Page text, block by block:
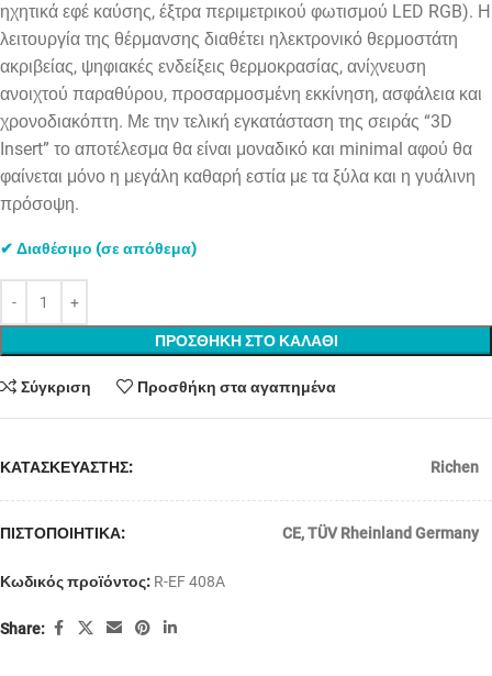
ηχητικά εφέ καύσης, έξτρα περιμετρικού φωτισμού LED RGB). Η
λειτουργία της θέρμανσης διαθέτει ηλεκτρονικό θερμοστάτη
ακριβείας, ψηφιακές ενδείξεις θερμοκρασίας, ανίχνευση
ανοιχτού παραθύρου, προσαρμοσμένη εκκίνηση, ασφάλεια και
χρονοδιακόπτη. Με την τελική εγκατάσταση της σειράς “3D
Insert” το αποτέλεσμα θα είναι μοναδικό και minimal αφού θα
φαίνεται μόνο η μεγάλη καθαρή εστία με τα ξύλα και η γυάλινη
πρόσοψη.
✔ Διαθέσιμο (σε απόθεμα)
ΠΡΟΣΘΗΚΗ ΣΤΟ ΚΑΛΑΘΙ
Σύγκριση Προσθήκη στα αγαπημένα
ΚΑΤΑΣΚΕΥΑΣΤΗΣ: Richen
ΠΙΣΤΟΠΟΙΗΤΙΚΑ: CE,TÜV Rheinland Germany
Κωδικός προϊόντος: R-EF 408A
Share: